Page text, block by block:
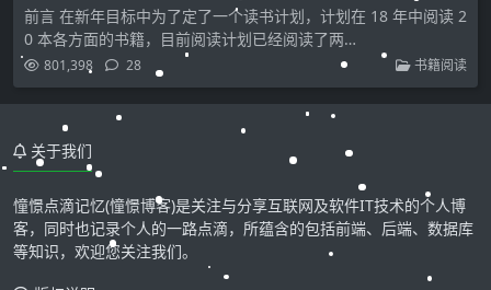
前言 在新年目标中为了定了一个读书计划，计划在 18 年中阅读 2
0 本各方面的书籍，目前阅读计划已经阅读了两…
801,398 28 书籍阅读
关于我们
憧憬点滴记忆(憧憬博客)是关注与分享互联网及软件IT技术的个人博
客，同时也记录个人的一路点滴，所蕴含的包括前端、后端、数据库
等知识，欢迎您关注我们。